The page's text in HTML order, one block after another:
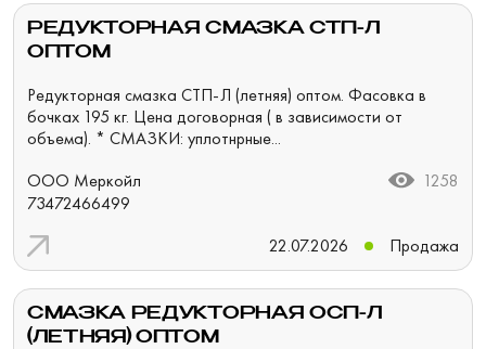
РЕДУКТОРНАЯ СМАЗКА СТП-Л
ОПТОМ
Редукторная смазка СТП-Л (летняя) оптом. Фасовка в
бочках 195 кг. Цена договорная ( в зависимости от
объема). * СМАЗКИ: уплотнрные...
ООО Меркойл
73472466499
1258
22.07.2026 Продажа
СМАЗКА РЕДУКТОРНАЯ ОСП-Л
(ЛЕТНЯЯ) ОПТОМ